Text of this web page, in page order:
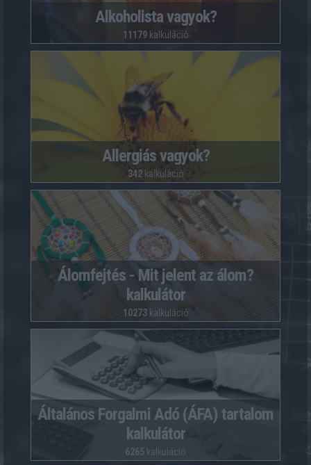
Alkoholista vagyok?
11179kalkuláció
Allergiás vagyok?
342kalkuláció
Álomfejtés - Mit jelent az álom?
kalkulátor
10273kalkuláció
Általános Forgalmi Adó (ÁFA) tartalom
kalkulátor
6265 kalkuláció